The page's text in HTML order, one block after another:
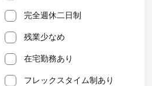
完全週休二日制
残業少なめ
在宅勤務あり
フレックスタイム制あり